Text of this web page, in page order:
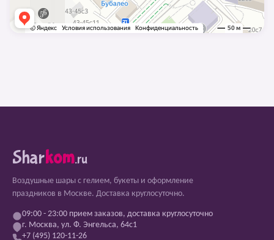
Sharkom.ru
Воздушные шары с гелием, букеты и оформление
праздников в Москве. Доставка круглосуточно.
09:00 - 23:00 прием заказов, доставка круглосуточно
г. Москва, ул. Ф. Энгельса, 64с1
+7 (495) 120-11-26